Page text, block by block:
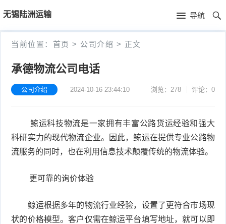
无锡陆洲运输 导航
首
页
首
当前位置： 首页 > 公司介绍 > 正文
承德物流公司电话
公司介绍 2024-10-16 23:44:10 浏览：278 评论：0
鲸运科技物流是一家拥有丰富公路货运经验和强大
科研实力的现代物流企业。因此，鲸运在提供专业公路物
流服务的同时，也在利用信息技术颠覆传统的物流体验。
更可靠的询价体验
鲸运根据多年的物流行业经验，设置了更符合市场现
状的价格模型。客户仅需在鲸运平台填写地址，就可以即